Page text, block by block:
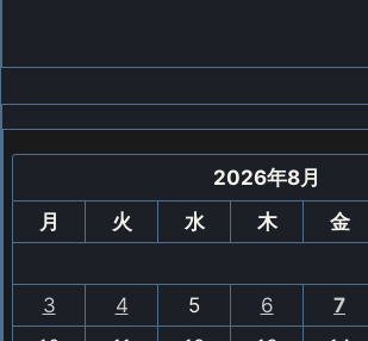
2026年8月
月
火 水 木 金
3
4 5 6 7